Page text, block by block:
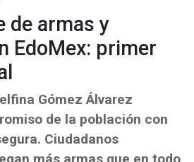
de armas y
EdoMex: primer
Gómez Álvarez
de la población con
Ciudadanos